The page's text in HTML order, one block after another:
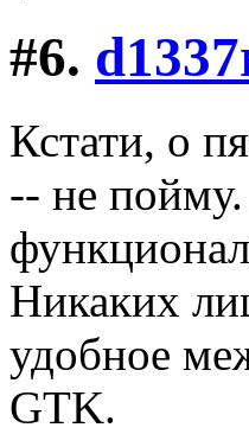
#6.
Кстати, о
-- не
Никаких
удобное
GTK.